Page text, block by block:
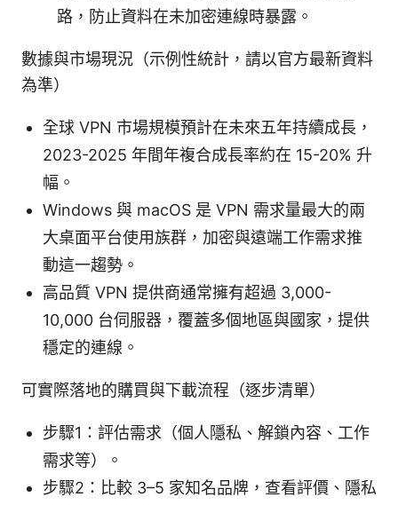
路，防止資料在未加密連線時暴露。
數據與市場現況（示例性統計，請以官方最新資料
為準）
全球 VPN 市場規模預計在未來五年持續成長，
2023-2025 年間年複合成長率約在 15-20% 升
幅。
Windows 與 macOS 是 VPN 需求量最大的兩
大桌面平台使用族群，加密與遠端工作需求推
動這一趨勢。
高品質 VPN 提供商通常擁有超過 3,000-
10,000 台伺服器，覆蓋多個地區與國家，提供
穩定的連線。
可實際落地的購買與下載流程（逐步清單）
步驟1：評估需求（個人隱私、解鎖內容、工作
需求等）。
步驟2：比較 3–5 家知名品牌，查看評價、隱私